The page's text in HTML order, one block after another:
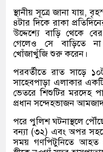
স্থানীয় সূত্রে জানা যায়,
৪টার দিকে রাকা
উদ্দেশ্যে বাড়ি থেকে
গেলেও সে বাড়িতে
খোঁজাখুঁজি শুরু করেন।
পরবর্তীতে রাত সাড়ে
সাহেবপাড়া এলাকার একটি
ভেতরে শিশুটির মরদেহ
প্রধান সন্দেহভাজন
পরে পুলিশ ঘটনাস্থলে
বন্যা (৩২) এবং অপর
সময় গণপিটুনিতে